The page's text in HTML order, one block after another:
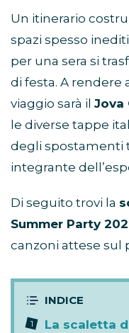
Un itinerario
spazi spesso
per una sera si
di festa. A rendere
viaggio sarà il Jova
le diverse tappe
degli spostamenti
integrante
Di seguito trovi la
Summer Party
canzoni attese sul
La scaletta